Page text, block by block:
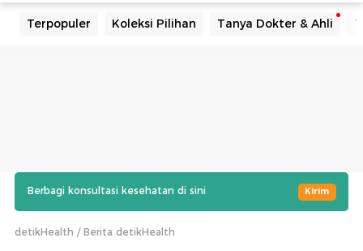
Terpopuler Koleksi Pilihan Tanya Dokter & Ahli
Berbagi konsultasi kesehatan di sini Kirim
detikHealth Berita detikHealth